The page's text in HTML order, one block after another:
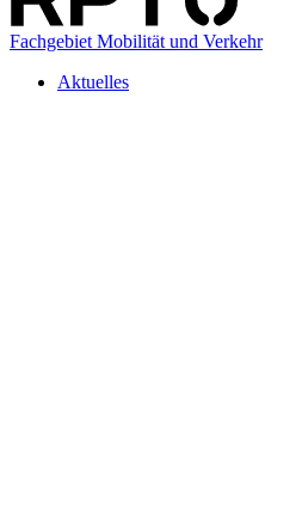
Fachgebiet Mobilität und Verkehr
Aktuelles